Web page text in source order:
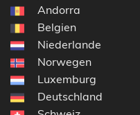
Andorra
Belgien
Niederlande
Norwegen
Luxemburg
Deutschland